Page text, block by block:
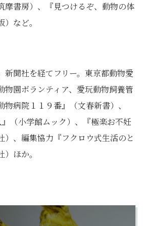
摩書房）、『見つけるぞ、動物の体
など。
新聞社を経てフリー。東京都動物愛
物園ボランティア、愛玩動物飼養管
病院１１９番』（文春新書）、
』（小学館ムック）、『極楽お不妊
）、編集協力『フクロウ式生活のと
ほか。